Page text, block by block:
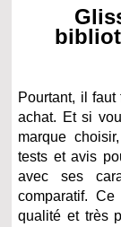
Pourtant, il
achat. Et si
marque
tests et avis
avec ses
comparatif.
qualité et très